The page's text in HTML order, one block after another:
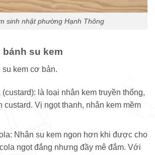
sinh nhật phường Hạnh Thông
bánh su kem
su kem cơ bản.
là loại nhân kem truyền thống,
custard. Vị ngọt thanh, nhân kem mềm
Nhân su kem ngon hơn khi được cho
ngọt đắng nhưng đầy mê đắm. Với